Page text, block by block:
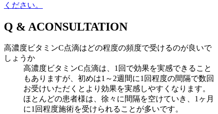
ください。
Q & ACONSULTATION
高濃度ビタミンC点滴はどの程度の頻度で受けるのが良いで
しょうか
高濃度ビタミンC点滴は、1回で効果を実感できること
もありますが、初めは1～2週間に1回程度の間隔で数回
お受けいただくとより効果を実感しやすくなります。
ほとんどの患者様は、徐々に間隔を空けていき、1ヶ月
に1回程度施術を受けられることが多いです。